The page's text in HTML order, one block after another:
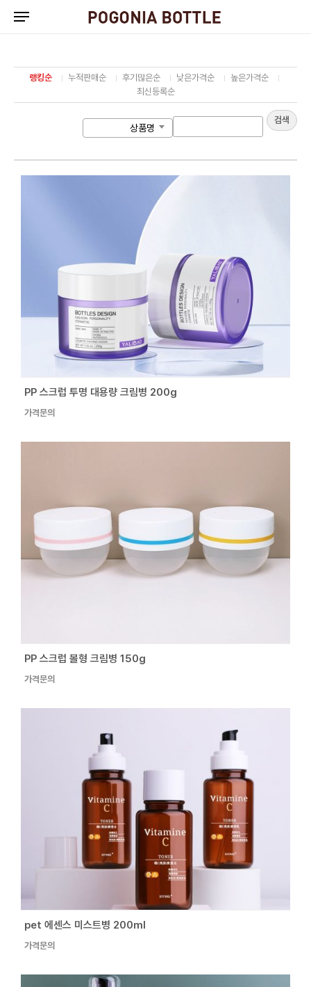
랭킹순 누적판매순 후기많은순 낮은가격순
높은가격순
최신등록순
상품명
검색
PP 스크럽 투명 대용량 크림병 200g
가격문의
PP 스크럽 볼형 크림병 150g
가격문의
pet 에센스 미스트병 200ml
가격문의